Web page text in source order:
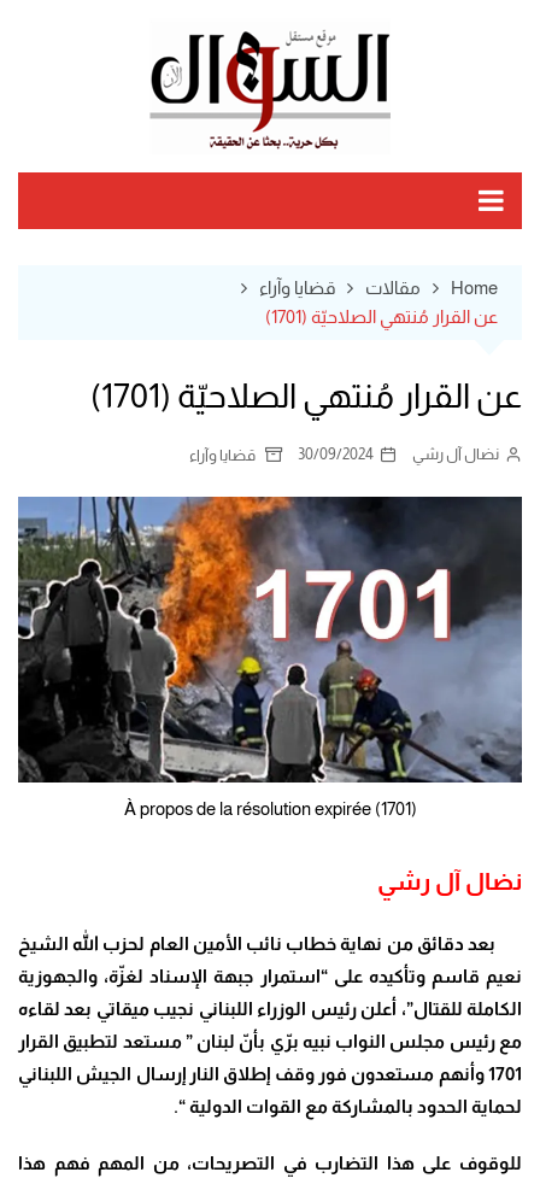
Home مقالات
قضايا وآراء
عن القرار مُنتهي الصلاحيّة (1701)
عن القرار مُنتهي الصلاحيّة (1701)
نضال آل رشي 30/09/2024 قضايا وآراء
À propos de la résolution expirée (1701)
نضال آل رشي
بعد دقائق من نهاية خطاب نائب الأمين العام لحزب الله الشيخ
نعيم قاسم وتأكيده على “استمرار جبهة الإسناد لغزّة، والجهوزية
الكاملة للقتال”، أعلن رئيس الوزراء اللبناني نجيب ميقاتي بعد لقاءه
مع رئيس مجلس النواب نبيه برّي بأنّ لبنان ” مستعد لتطبيق القرار
1701 وأنهم مستعدون فور وقف إطلاق النار إرسال الجيش اللبناني
لحماية الحدود بالمشاركة مع القوات الدولية “.
للوقوف على هذا التضارب في التصريحات، من المهم فهم هذا